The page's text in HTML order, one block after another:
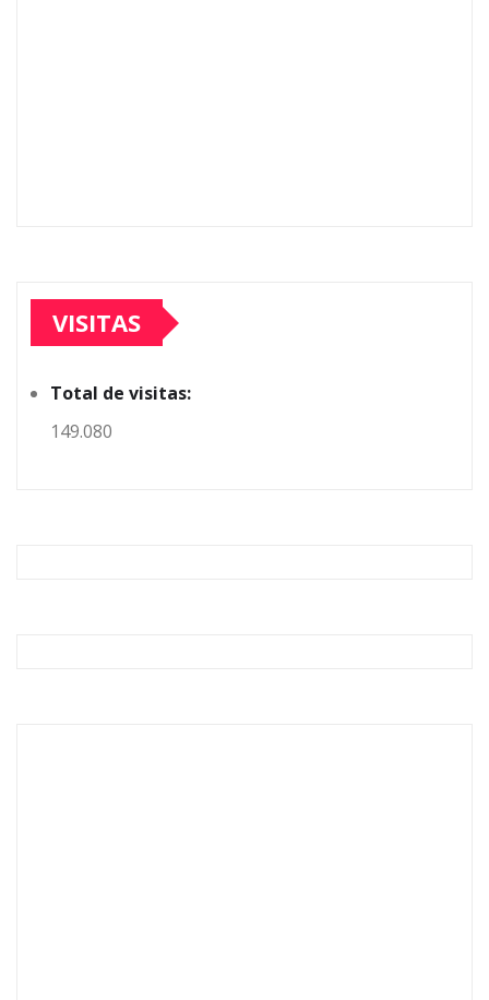
VISITAS
Total de visitas:
149.080